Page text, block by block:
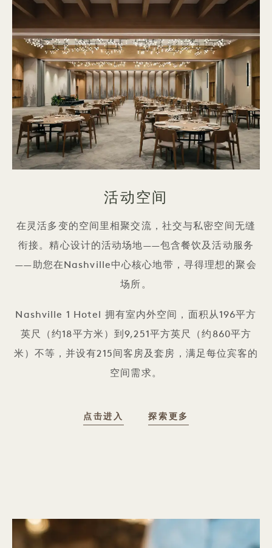
活动空间
在灵活多变的空间里相聚交流，社交与私密空间无缝
衔接。精心设计的活动场地——包含餐饮及活动服务
——助您在Nashville中心核心地带，寻得理想的聚会
场所。
Nashville 1 Hotel 拥有室内外空间，面积从196平方
英尺（约18平方米）到9,251平方英尺（约860平方
米）不等，并设有215间客房及套房，满足每位宾客的
空间需求。
点击进入 活动场地探索更多